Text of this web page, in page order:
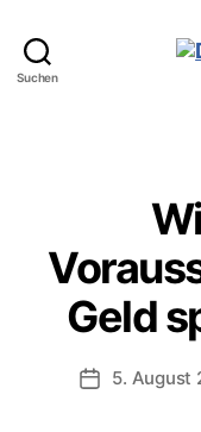
Suchen
Geld
5. August